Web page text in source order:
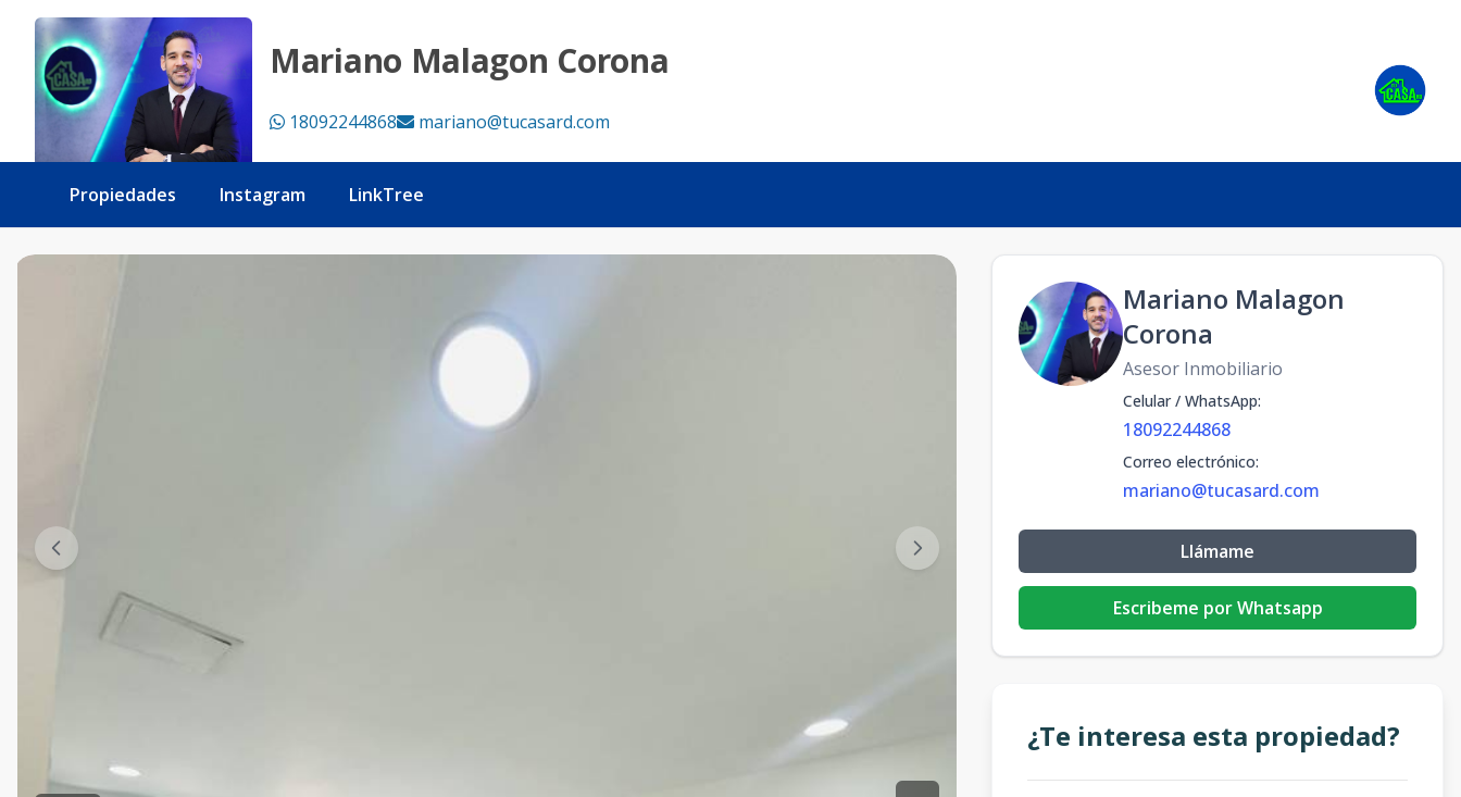
Mariano Malagon Corona
18092244868 mariano@tucasard.com
Propiedades Instagram LinkTree
Mariano Malagon
Corona
Asesor Inmobiliario
Celular / WhatsApp:
18092244868
Correo electrónico:
mariano@tucasard.com
Llámame
Escribeme por Whatsapp
¿Te interesa esta propiedad?
Local Nuevo a Estrenar en El Millón - Tu Casa RD